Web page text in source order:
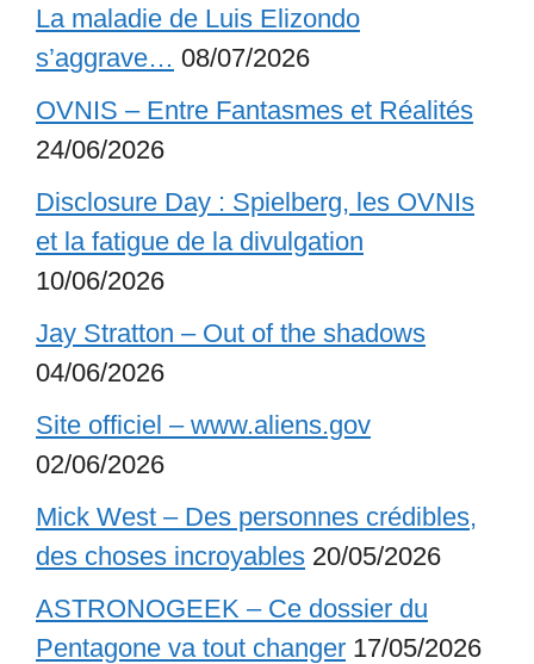
La maladie de Luis Elizondo
s’aggrave… 08/07/2026
OVNIS – Entre Fantasmes et Réalités
24/06/2026
Disclosure Day : Spielberg, les OVNIs
et la fatigue de la divulgation
10/06/2026
Jay Stratton – Out of the shadows
04/06/2026
Site officiel – www.aliens.gov
02/06/2026
Mick West – Des personnes crédibles,
des choses incroyables 20/05/2026
ASTRONOGEEK – Ce dossier du
Pentagone va tout changer 17/05/2026